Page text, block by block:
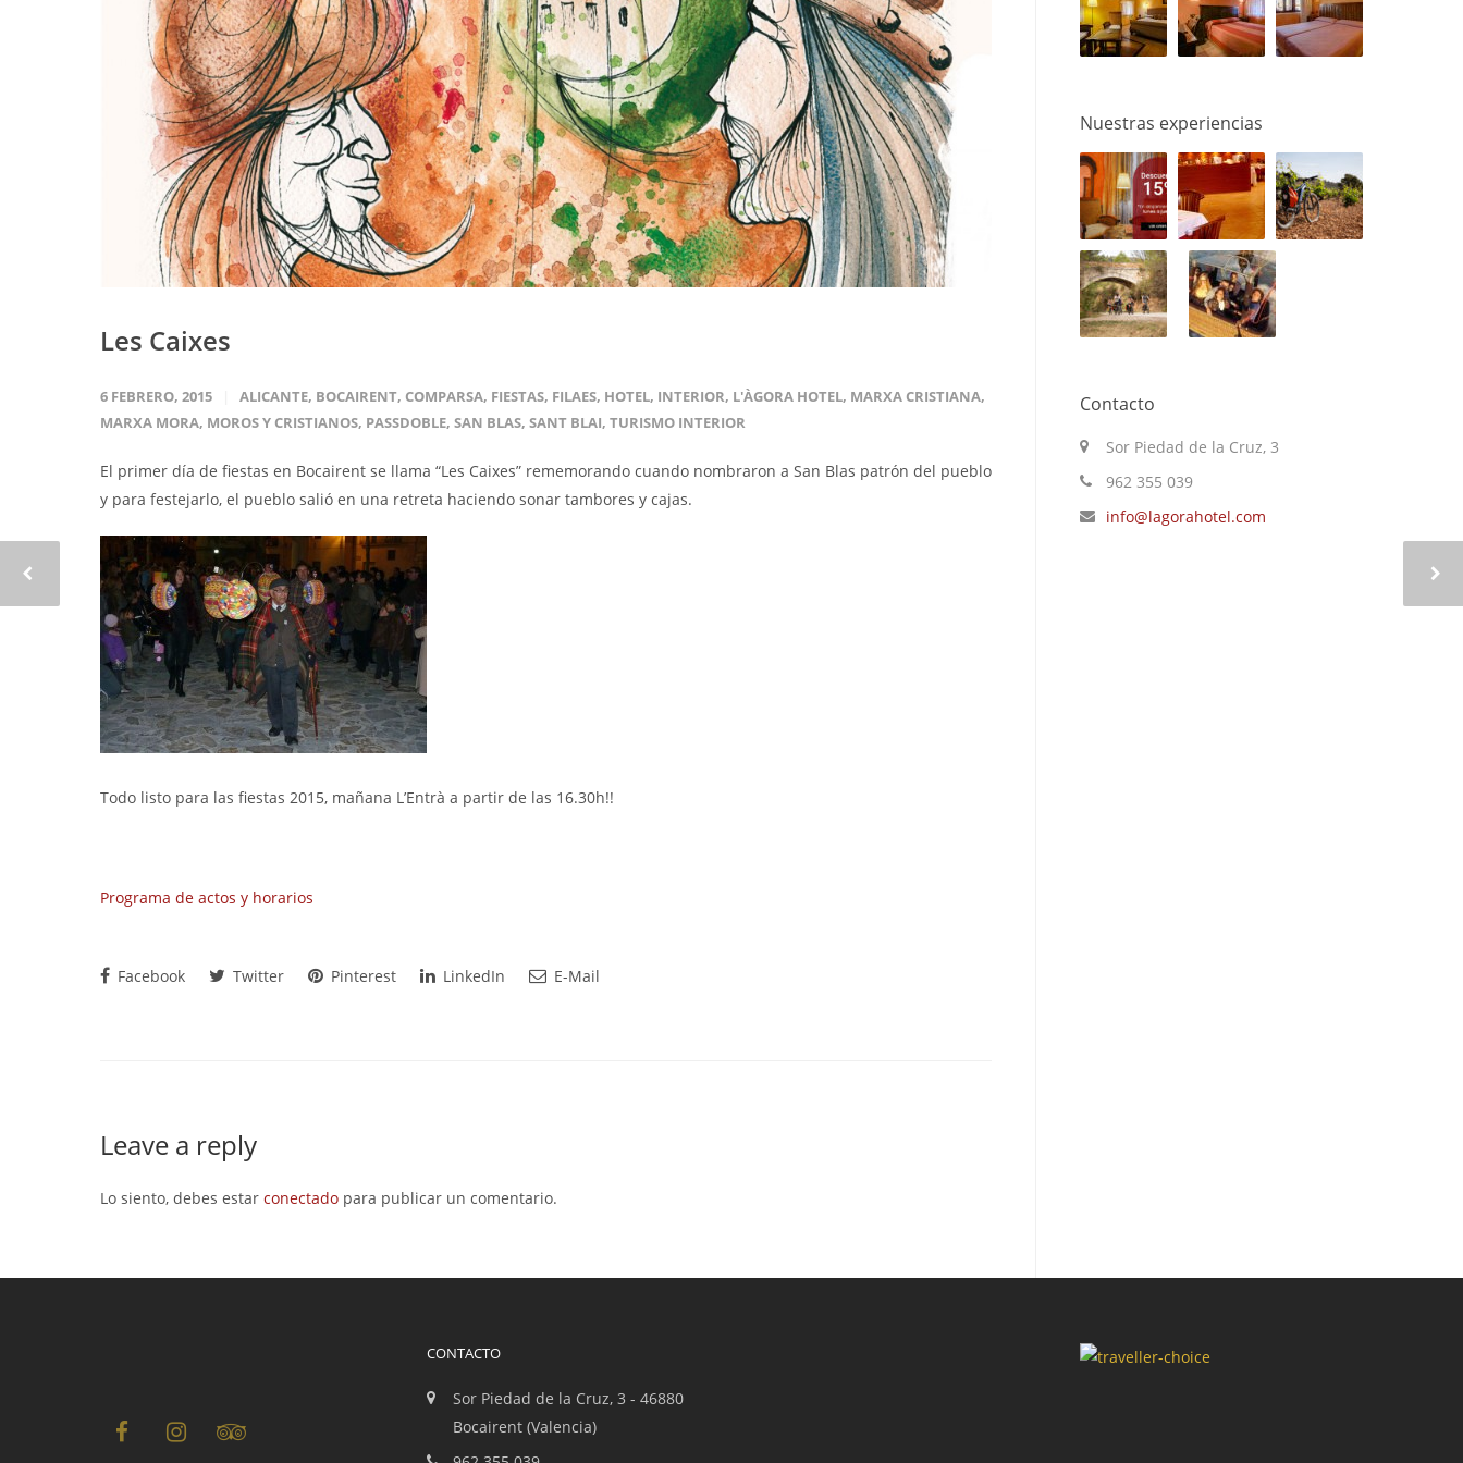
Les Caixes
6 FEBRERO, 2015 ALICANTE, BOCAIRENT, COMPARSA, FIESTAS, FILAES, HOTEL, INTERIOR, L'ÀGORA HOTEL, MARXA CRISTIANA,
MARXA MORA, MOROS Y CRISTIANOS, PASSDOBLE, SAN BLAS, SANT BLAI, TURISMO INTERIOR
El primer día de fiestas en Bocairent se llama “Les Caixes” rememorando cuando nombraron a San Blas patrón del pueblo
y para festejarlo, el pueblo salió en una retreta haciendo sonar tambores y cajas.
Todo listo para las fiestas 2015, mañana L’Entrà a partir de las 16.30h!!
Programa de actos y horarios
Facebook Twitter Pinterest LinkedIn E-Mail
Leave a reply
Lo siento, debes estar conectado para publicar un comentario.
Nuestras experiencias
Contacto
Sor Piedad de la Cruz, 3
962 355 039
info@lagorahotel.com
CONTACTO
Sor Piedad de la Cruz, 3 - 46880
Bocairent (Valencia)